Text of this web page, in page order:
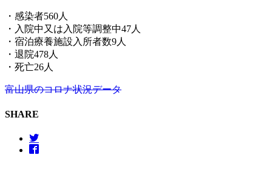
・感染者560人
・入院中又は入院等調整中47人
・宿泊療養施設入所者数9人
・退院478人
・死亡26人
富山県のコロナ状況データ
SHARE